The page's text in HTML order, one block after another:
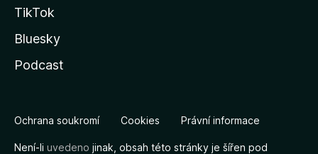
TikTok
Bluesky
Podcast
Ochrana soukromí Cookies Právní informace
Není-li uvedeno jinak, obsah této stránky je šířen pod